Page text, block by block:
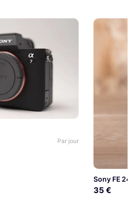
Par jour
Sony FE
35 €